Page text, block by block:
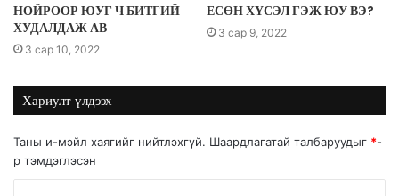
НОЙРООР ЮУГ Ч БИТГИЙ
ХУДАЛДАЖ АВ
3 сар 10, 2022
ЕСӨН ХҮСЭЛ ГЭЖ ЮУ ВЭ?
3 сар 9, 2022
Хариулт үлдээх
Таны и-мэйл хаягийг нийтлэхгүй. Шаардлагатай талбаруудыг *-
р тэмдэглэсэн